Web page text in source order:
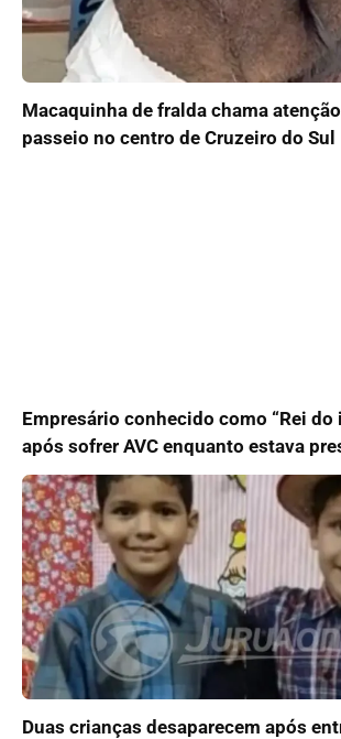
Macaquinha de fralda chama
passeio no centro de Cruzeiro do Sul
Empresário conhecido como “Rei do
após sofrer AVC enquanto estava
Duas crianças desaparecem após